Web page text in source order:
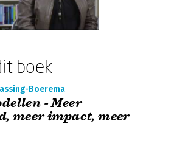
boek
Boerema
- Meer
meer impact, meer